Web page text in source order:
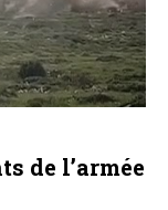
de l’armée